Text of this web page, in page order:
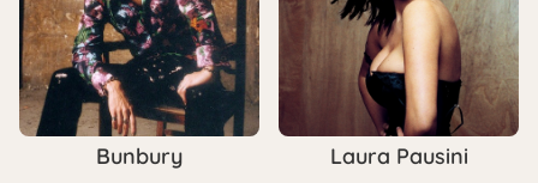
Bunbury Laura Pausini